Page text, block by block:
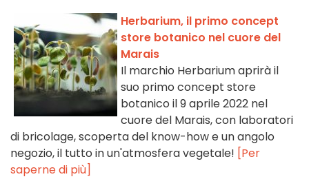
Herbarium, il primo concept
store botanico nel cuore del
Marais
Il marchio Herbarium aprirà il
suo primo concept store
botanico il 9 aprile 2022 nel
cuore del Marais, con laboratori
di bricolage, scoperta del know-how e un angolo
negozio, il tutto in un'atmosfera vegetale! [Per
saperne di più]